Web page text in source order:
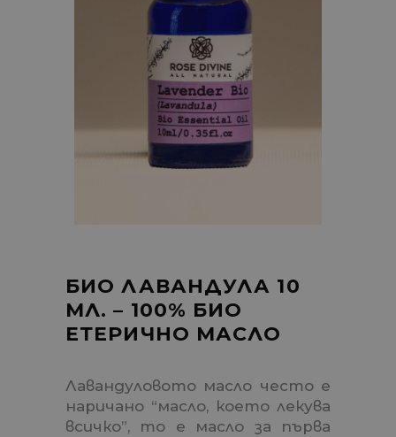
БИО ЛАВАНДУЛА 10
МЛ. – 100% БИО
ЕТЕРИЧНО МАСЛО
Лавандуловото масло често е
наричано “масло, което лекува
всичко”, то е масло за първа